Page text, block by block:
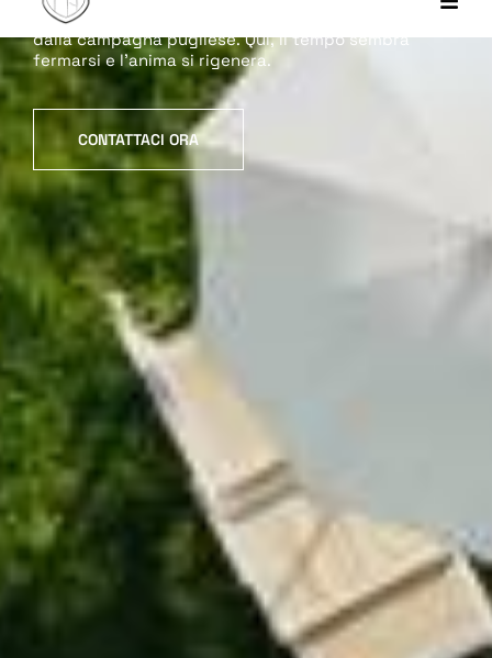
respirare e a lasciarsi cullare dalla calma offerta
dalla campagna pugliese. Qui, il tempo sembra
fermarsi e l’anima si rigenera.
CONTATTACI ORA